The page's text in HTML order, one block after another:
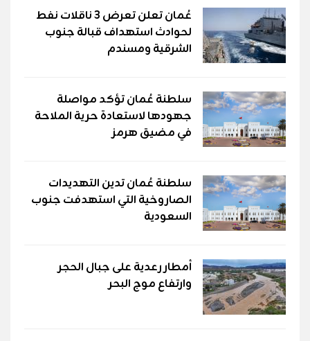
عُمان تعلن تعرض 3 ناقلات نفط
لحوادث استهداف قبالة جنوب
الشرقية ومسندم
سلطنة عُمان تؤكد مواصلة
جهودها لاستعادة حرية الملاحة
في مضيق هرمز
سلطنة عُمان تدين التهديدات
الصاروخية التي استهدفت جنوب
السعودية
أمطار رعدية على جبال الحجر
وارتفاع موج البحر